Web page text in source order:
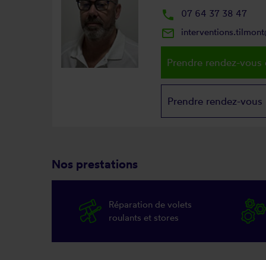
local_phone 07 64 37 38 47
mail_outline
Prendre rendez-vous
Prendre rendez-vous
Nos prestations
Réparation de volets
roulants et stores